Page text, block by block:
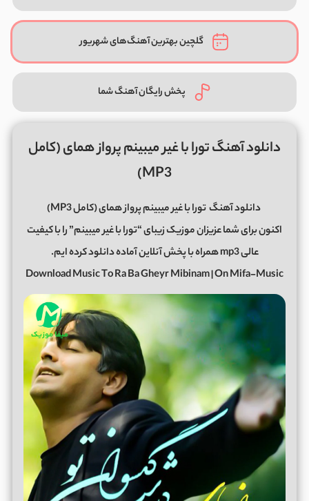
گلچین بهترین آهنگ‌های شهریور
پخش رایگان آهنگ شما
دانلود آهنگ تورا با غیر میبینم پرواز همای (کامل
MP3)
دانلود آهنگتورا با غیر میبینم پرواز همای (کامل MP3)
اکنون برای شما عزیزان موزیک زیبای “تورا با غیر میبینم” را با کیفیت
عالی mp3 همراه با پخش آنلاین آماده دانلود کرده ایم.
Download Music To Ra Ba Gheyr Mibinam | On Mifa-Music